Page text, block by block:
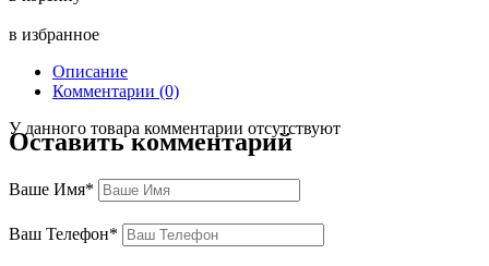
в избранное
Описание
Комментарии (0)
У данного товара комментарии отсутствуют
Оставить комментарий
Ваше Имя*
Ваш Телефон*